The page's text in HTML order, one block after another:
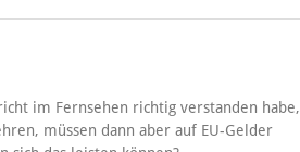
im Fernsehen richtig verstanden habe,
müssen dann aber auf EU-Gelder